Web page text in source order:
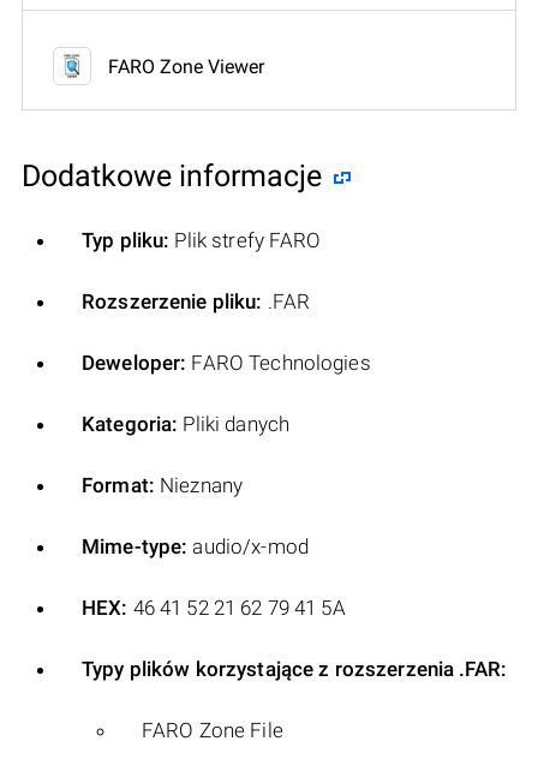
FARO Zone Viewer
Dodatkowe informacje
Typ pliku: Plik strefy FARO
Rozszerzenie pliku: .FAR
Deweloper: FARO Technologies
Kategoria: Pliki danych
Format: Nieznany
Mime-type: audio/x-mod
HEX: 46 41 52 21 62 79 41 5A
Typy plików korzystające z rozszerzenia .FAR:
FARO Zone File